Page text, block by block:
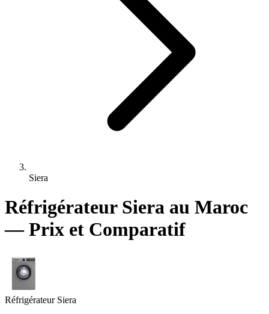
Siera
Réfrigérateur Siera au Maroc
— Prix et Comparatif
Réfrigérateur Siera